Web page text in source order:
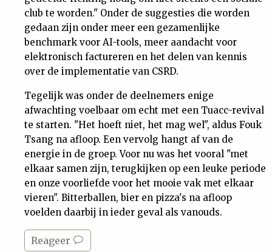
club te worden." Onder de suggesties die worden
gedaan zijn onder meer een gezamenlijke
benchmark voor AI-tools, meer aandacht voor
elektronisch factureren en het delen van kennis
over de implementatie van CSRD.
Tegelijk was onder de deelnemers enige
afwachting voelbaar om echt met een Tuacc-revival
te starten. "Het hoeft niet, het mag wel", aldus Fouk
Tsang na afloop. Een vervolg hangt af van de
energie in de groep. Voor nu was het vooral "met
elkaar samen zijn, terugkijken op een leuke periode
en onze voorliefde voor het mooie vak met elkaar
vieren". Bitterballen, bier en pizza's na afloop
voelden daarbij in ieder geval als vanouds.
Reageer